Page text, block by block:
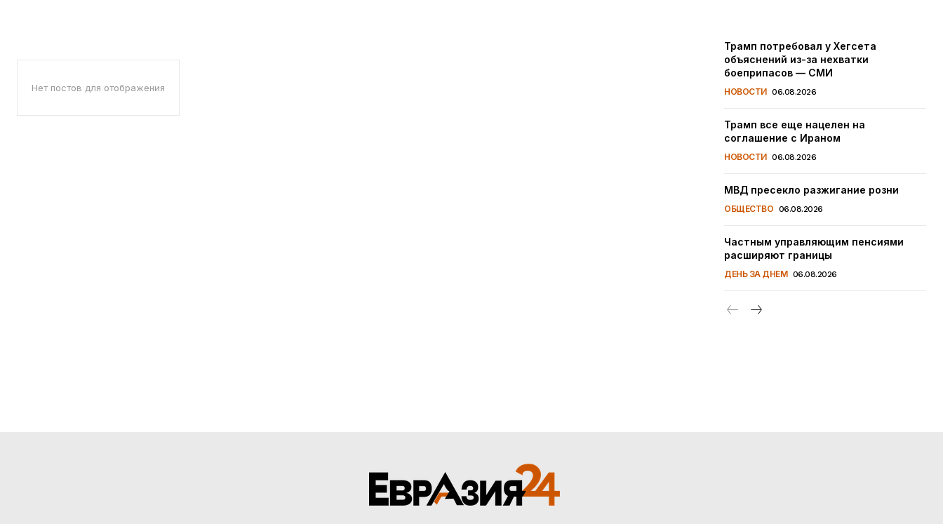
Нет постов для отображения
Трамп потребовал у Хегсета
объяснений из-за нехватки
боеприпасов — СМИ
НОВОСТИ 06.08.2026
Трамп все еще нацелен на
соглашение с Ираном
НОВОСТИ 06.08.2026
МВД пресекло разжигание розни
ОБЩЕСТВО 06.08.2026
Частным управляющим пенсиями
расширяют границы
ДЕНЬ ЗА ДНЕМ 06.08.2026